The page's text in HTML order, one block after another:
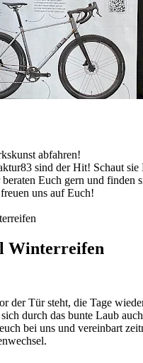
abfahren!
sind der Hit! Schaut sie
Euch gern und finden
uns auf Euch!
Winterreifen
der Tür steht, die Tage
durch das bunte Laub
bei uns und vereinbart